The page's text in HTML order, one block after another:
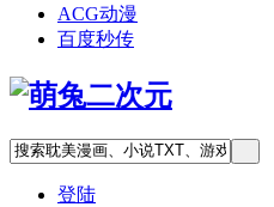
ACG动漫
百度秒传
登陆